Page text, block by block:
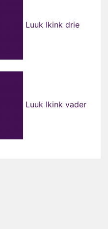
Luuk Ikink drie
Luuk Ikink vader